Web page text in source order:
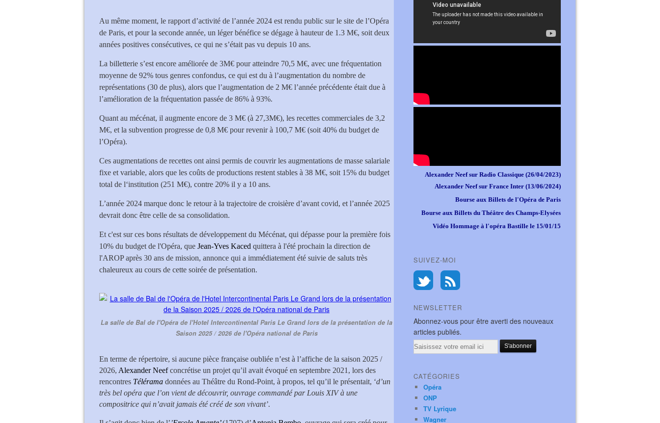
Au même moment, le rapport d’activité de l’année 2024 est rendu public sur le site de l’Opéra
de Paris, et pour la seconde année, un léger bénéfice se dégage à hauteur de 1.3 M€, soit deux
années positives consécutives, ce qui ne s’était pas vu depuis 10 ans.
La billetterie s’est encore améliorée de 3M€ pour atteindre 70,5 M€, avec une fréquentation
moyenne de 92% tous genres confondus, ce qui est du à l’augmentation du nombre de
représentations (30 de plus), alors que l’augmentation de 2 M€ l’année précédente était due à
l’amélioration de la fréquentation passée de 86% à 93%.
Quant au mécénat, il augmente encore de 3 M€ (à 27,3M€), les recettes commerciales de 3,2
M€, et la subvention progresse de 0,8 M€ pour revenir à 100,7 M€ (soit 40% du budget de
l’Opéra).
Ces augmentations de recettes ont ainsi permis de couvrir les augmentations de masse salariale
fixe et variable, alors que les coûts de productions restent stables à 38 M€, soit 15% du budget
total de l‘institution (251 M€), contre 20% il y a 10 ans.
L’année 2024 marque donc le retour à la trajectoire de croisière d’avant covid, et l’année 2025
devrait donc être celle de sa consolidation.
Et c'est sur ces bons résultats de développement du Mécénat, qui dépasse pour la première fois
10% du budget de l'Opéra, que Jean-Yves Kaced quittera à l'été prochain la direction de
l'AROP après 30 ans de mission, annonce qui a immédiatement été suivie de saluts très
chaleureux au cours de cette soirée de présentation.
La salle de Bal de l'Opéra de l'Hotel Intercontinental Paris Le Grand lors de la présentation de la
Saison 2025 / 2026 de l'Opéra national de Paris
En terme de répertoire, si aucune pièce française oubliée n’est à l’affiche de la saison 2025 /
2026, Alexander Neefconcrétise un projet qu’il avait évoqué en septembre 2021, lors des
rencontres Télérama données au Théâtre du Rond-Point, à propos, tel qu’il le présentait, ‘d’un
très bel opéra que l’on vient de découvrir, ouvrage commandé par Louis XIV à une
compositrice qui n’avait jamais été créé de son vivant’.
Alexander Neef sur Radio Classique (26/04/2023)
Alexander Neef sur France Inter (13/06/2024)
Bourse aux Billets de l'Opéra de Paris
Bourse aux Billets du Théâtre des Champs-Elysées
Vidéo Hommage à l'opéra Bastille le 15/01/15
SUIVEZ-MOI
NEWSLETTER
Abonnez-vous pour être averti des nouveaux
articles publiés.
Email
CATÉGORIES
Opéra
ONP
TV Lyrique
Wagner